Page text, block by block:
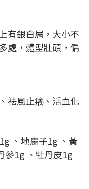
有銀白屑，大小不
處，體型壯碩，偏
祛風止癢、活血化
、地膚子1g 、黃
參1g 、牡丹皮1g